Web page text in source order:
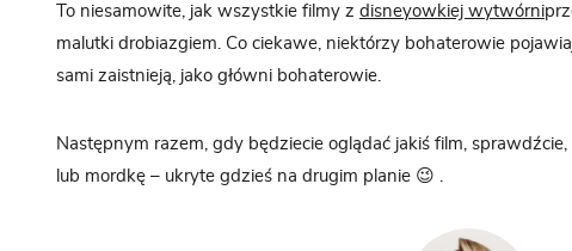
To niesamowite, jak wszystkie filmy z disneyowkiej wytwórni
malutki drobiazgiem. Co ciekawe, niektórzy bohaterowie
sami zaistnieją, jako główni bohaterowie.
Następnym razem, gdy będziecie oglądać jakiś film,
lub mordkę – ukryte gdzieś na drugim planie 😉 .